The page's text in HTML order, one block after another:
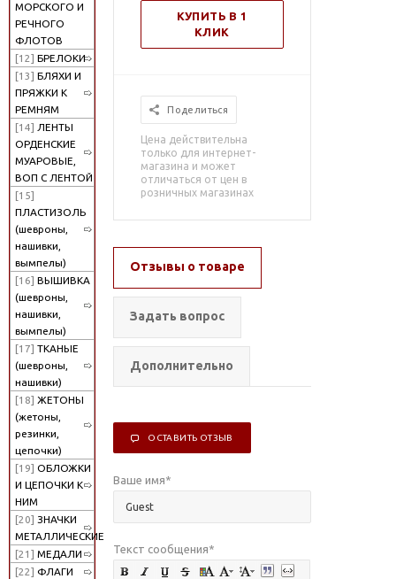
МОРСКОГО И
РЕЧНОГО
ФЛОТОВ
[12] БРЕЛОКИ
[13] БЛЯХИ И
ПРЯЖКИ К
РЕМНЯМ
[14] ЛЕНТЫ
ОРДЕНСКИЕ
МУАРОВЫЕ,
ВОП С ЛЕНТОЙ
[15]
ПЛАСТИЗОЛЬ
(шевроны,
нашивки,
вымпелы)
[16] ВЫШИВКА
(шевроны,
нашивки,
вымпелы)
[17] ТКАНЫЕ
(шевроны,
нашивки)
[18] ЖЕТОНЫ
(жетоны,
резинки,
цепочки)
[19] ОБЛОЖКИ
И ЦЕПОЧКИ К
НИМ
[20] ЗНАЧКИ
МЕТАЛЛИЧЕСКИЕ
[21] МЕДАЛИ
[22] ФЛАГИ
КУПИТЬ В 1
КЛИК
Поделиться
Цена действительна
только для интернет-
магазина и может
отличаться от цен в
розничных магазинах
Отзывы о товаре
Задать вопрос
Дополнительно
ОСТАВИТЬ ОТЗЫВ
Ваше имя*
Текст сообщения*